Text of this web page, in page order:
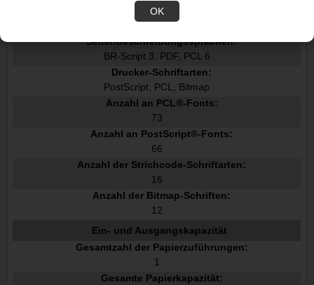
OK
Empfohlene monatliche Auslastung:
0 - 7500 Seiten pro Monat
Seitenbeschreibungssprachen:
BR-Script 3, PDF, PCL 6
Drucker-Schriftarten:
PostScript, PCL, Bitmap
Anzahl an PCL®-Fonts:
73
Anzahl an PostScript®-Fonts:
66
Anzahl der Strichcode-Schriftarten:
16
Anzahl der Bitmap-Schriften:
12
Ein- und Ausgangskapazität
Gesamtzahl der Papierzuführungen:
1
Gesamte Papierkapazität: